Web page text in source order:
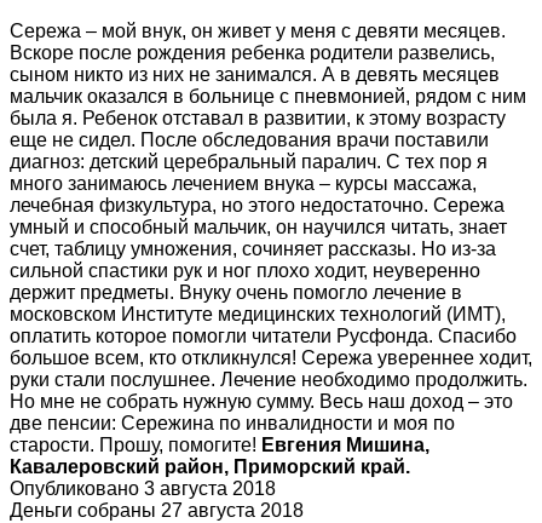
Сережа – мой внук, он живет у меня с девяти месяцев.
Вскоре после рождения ребенка родители развелись,
сыном никто из них не занимался. А в девять месяцев
мальчик оказался в больнице с пневмонией, рядом с ним
была я. Ребенок отставал в развитии, к этому возрасту
еще не сидел. После обследования врачи поставили
диагноз: детский церебральный паралич. С тех пор я
много занимаюсь лечением внука – курсы массажа,
лечебная физкультура, но этого недостаточно. Сережа
умный и способный мальчик, он научился читать, знает
счет, таблицу умножения, сочиняет рассказы. Но из-за
сильной спастики рук и ног плохо ходит, неуверенно
держит предметы. Внуку очень помогло лечение в
московском Институте медицинских технологий (ИМТ),
оплатить которое помогли читатели Русфонда. Спасибо
большое всем, кто откликнулся! Сережа увереннее ходит,
руки стали послушнее. Лечение необходимо продолжить.
Но мне не собрать нужную сумму. Весь наш доход – это
две пенсии: Сережина по инвалидности и моя по
старости. Прошу, помогите! Евгения Мишина,
Кавалеровский район, Приморский край.
Опубликовано 3 августа 2018
Деньги собраны 27 августа 2018